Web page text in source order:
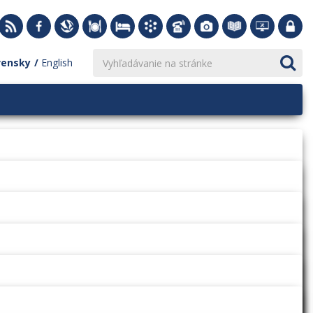
English